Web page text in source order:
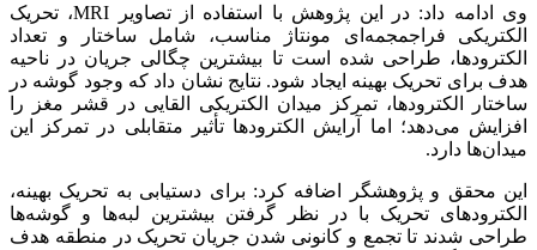
وی ادامه داد: در این پژوهش با استفاده از تصاویر MRI، تحریک
الکتریکی فراجمجمه‌ای مونتاژ مناسب، شامل ساختار و تعداد
الکترودها، طراحی شده است تا بیشترین چگالی جریان در ناحیه
هدف برای تحریک بهینه ایجاد شود. نتایج نشان داد که وجود گوشه در
ساختار الکترودها، تمرکز میدان الکتریکی القایی در قشر مغز را
افزایش می‌دهد؛ اما آرایش الکترودها تأثیر متقابلی در تمرکز این
میدان‌ها دارد.
این محقق و پژوهشگر اضافه کرد: برای دستیابی به تحریک بهینه،
الکترودهای تحریک با در نظر گرفتن بیشترین لبه‌ها و گوشه‌ها
طراحی شدند تا تجمع و کانونی شدن جریان تحریک در منطقه هدف